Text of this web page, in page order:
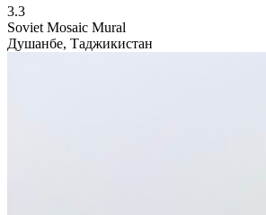
3.3
Soviet Mosaic Mural
Душанбе, Таджикистан